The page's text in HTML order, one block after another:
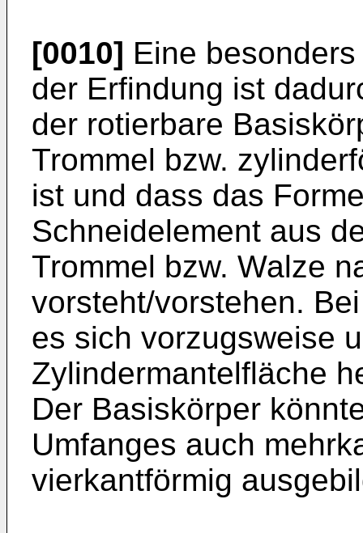
[0010] Eine
der Erfindung ist
der rotierbare
Trommel bzw.
ist und dass das
Schneidelement aus
Trommel bzw. Walze
vorsteht/vorstehen.
es sich vorzugsweise
Zylindermantelfläche
Der Basiskörper
Umfanges auch
vierkantförmig